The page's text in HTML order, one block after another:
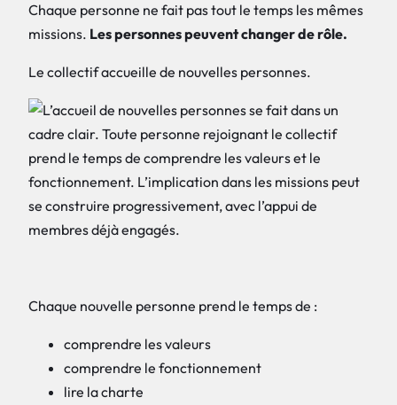
Chaque personne ne fait pas tout le temps les mêmes
missions. Les personnes peuvent changer de rôle.
Le collectif accueille de nouvelles personnes.
Chaque nouvelle personne prend le temps de :
comprendre les valeurs
comprendre le fonctionnement
lire la charte